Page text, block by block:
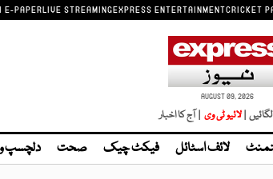
E-PAPERLIVE STREAMINGEXPRESS ENTERTAINMENTCRICKET
AUGUST 09, 2026
| | آج کا اخبار
لائف اسٹائل فیکٹ چیک صحت دلچسپ